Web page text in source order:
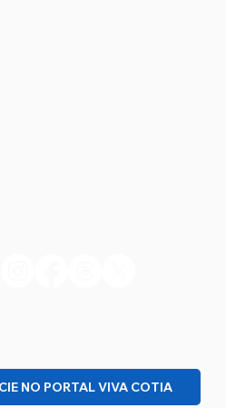
NO PORTAL VIVA COTIA